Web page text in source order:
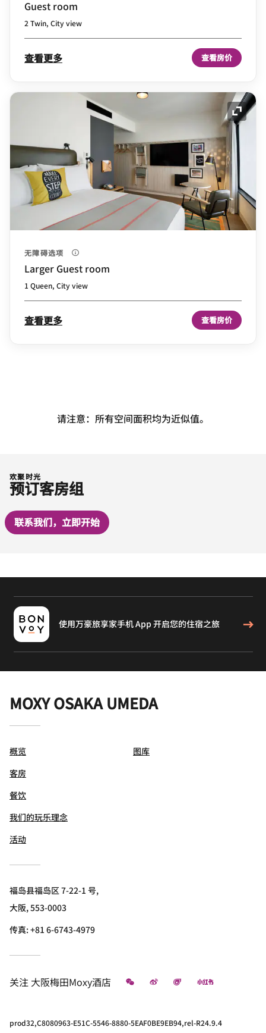
Guest room
2 Twin, City view
查看更多 查看房价
展开
无障碍选项
Larger Guest room
1 Queen, City view
查看更多 查看房价
请注意：所有空间面积均为近似值。
欢聚时光
预订客房组
联系我们，立即开始
使用万豪旅享家手机 App 开启您的住宿之旅
MOXY OSAKA UMEDA
概览
客房
餐饮
我们的玩乐理念
活动
图库
福岛县福岛区 7-22-1 号,
大阪, 553-0003
传真:+81 6-6743-4979
关注 大阪梅田Moxy酒店 微信 微博 飞猪 小红书
prod32,C8080963-E51C-5546-8880-5EAF0BE9EB94,rel-R24.9.4